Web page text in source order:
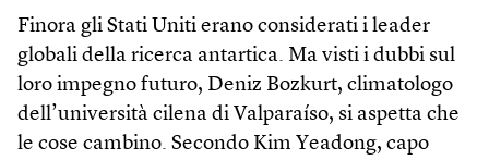
Finora gli Stati Uniti erano considerati i leader
globali della ricerca antartica. Ma visti i dubbi sul
loro impegno futuro, Deniz Bozkurt, climatologo
dell’università cilena di Valparaíso, si aspetta che
le cose cambino. Secondo Kim Yeadong, capo